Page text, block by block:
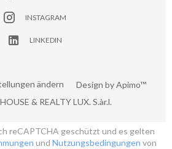
INSTAGRAM
LINKEDIN
ändern Design byApimo™
& REALTY LUX. S.àr.l.
reCAPTCHA geschützt und es gelten
und Nutzungsbedingungen von